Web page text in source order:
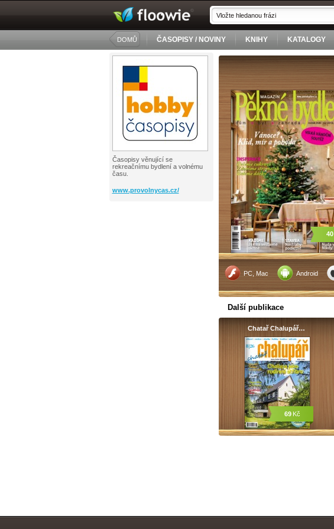
DOMŮ ČASOPISY / NOVINY KNIHY KATALOGY
Časopisy věnující se
rekreačnímu bydlení a volnému
času.
www.provolnycas.cz/
PC, Mac Android
40
Další publikace
Chatař Chalupář…
69 Kč